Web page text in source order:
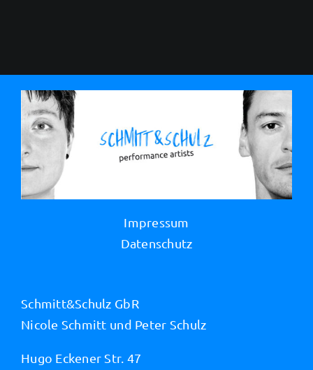
Impressum
Datenschutz
Schmitt&Schulz GbR
Nicole Schmitt und Peter Schulz
Hugo Eckener Str. 47